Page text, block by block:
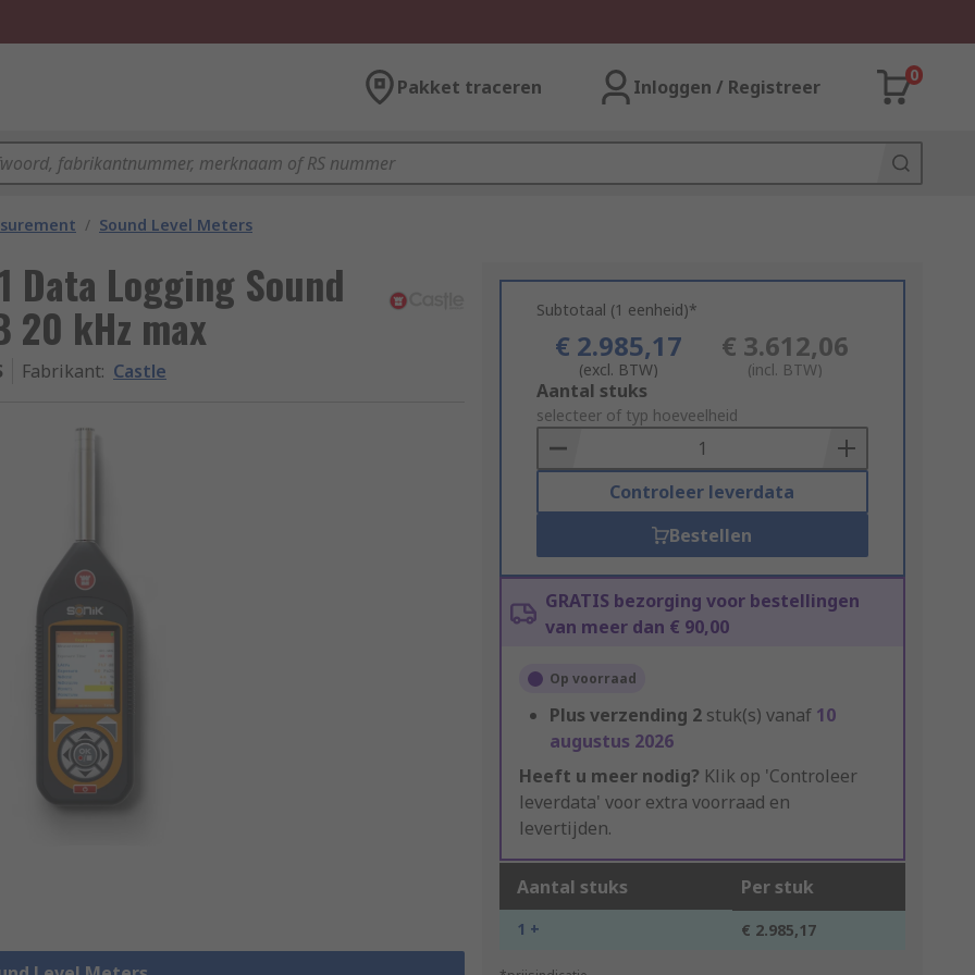
Pakket traceren Inloggen / Registreer
0
/ Sound Level Meters
Data Logging Sound
20 kHz max
Fabrikant: Castle
Subtotaal (1 eenheid)*
€ 2.985,17
(excl. BTW)
€ 3.612,06
(incl. BTW)
Add
to
Basket
Aantal stuks
selecteer of typ hoeveelheid
Controleer leverdata
Bestellen
GRATIS bezorging voor bestellingen
van meer dan € 90,00
Op voorraad
Plus verzending 2 stuk(s) vanaf 10
augustus 2026
Heeft u meer nodig? Klik op 'Controleer
leverdata' voor extra voorraad en
levertijden.
Aantal stuks Per stuk
1 + € 2.985,17